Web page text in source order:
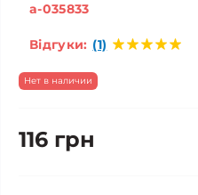
a-035833
Відгуки: (1)
Нет в наличии
116 грн